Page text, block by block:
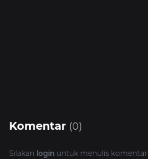
Komentar (0)
Silakan login untuk menulis komentar